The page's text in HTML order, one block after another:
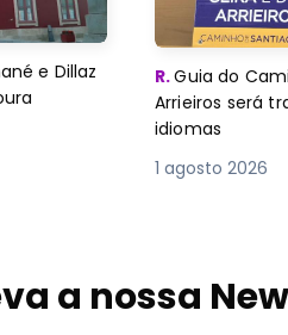
e Dillaz
R.Guia do
Arrieiros será
idiomas
1 agosto 2026
a nossa